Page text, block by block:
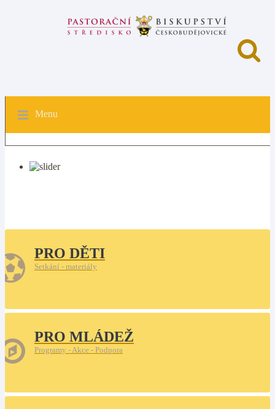
Menu
PRO DĚTI
Setkání - materiály
PRO MLÁDEŽ
Programy - Akce - Podpora